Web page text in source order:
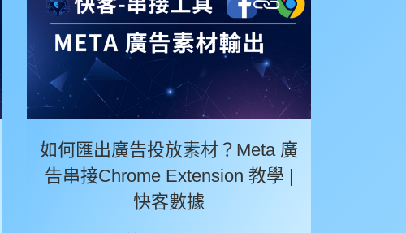
如何匯出廣告投放素材？Meta 廣
告串接Chrome Extension 教學 |
快客數據